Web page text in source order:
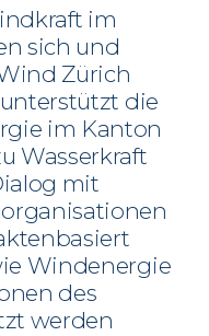
im
sich und
Zürich
die
im Kanton
Wasserkraft
mit
Windenergie
des
werden